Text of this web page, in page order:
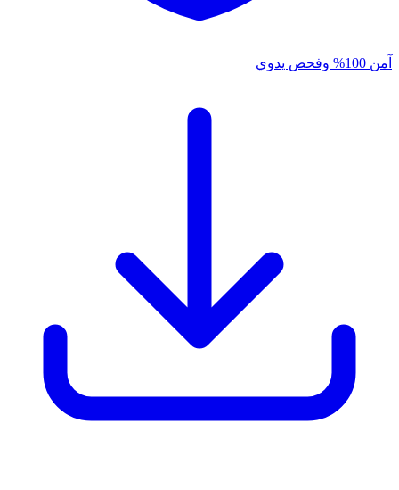
آمن 100% وفحص يدوي